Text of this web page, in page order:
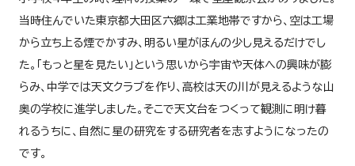
当時住んでいた東京都大田区六郷は工業地帯ですから、空は工場
から立ち上る煙でかすみ、明るい星がほんの少し見えるだけでし
た。「もっと星を見たい」という思いから宇宙や天体への興味が膨
らみ、中学では天文クラブを作り、高校は天の川が見えるような山
奥の学校に進学しました。そこで天文台をつくって観測に明け暮
れるうちに、自然に星の研究をする研究者を志すようになったの
です。